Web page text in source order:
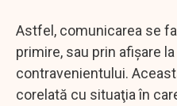
Astfel, comunicarea se
primire, sau prin afişare
contravenientului.
corelată cu situaţia în